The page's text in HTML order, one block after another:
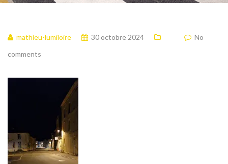
mathieu-lumiloire 30 octobre 2024
No
comments